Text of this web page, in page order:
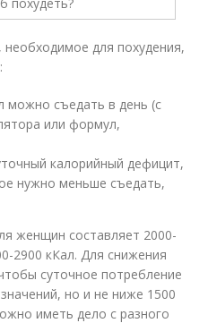
для похудения,
можно съедать в день (с
или формул,
калорийный дефицит,
нужно меньше съедать,
женщин составляет 2000-
2900 кКал. Для снижения
суточное потребление
но и не ниже 1500
иметь дело с разного